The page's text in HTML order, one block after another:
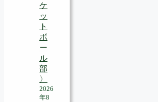
ケ
ッ
ト
ボ
ー
ル
部
〉
2026
年8